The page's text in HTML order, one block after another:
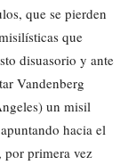
que se pierden
que
disuasorio y ante
Vandenberg
un misil
hacia el
por primera vez